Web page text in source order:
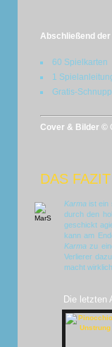
Abschließend
60 Spielkarten
1
Gratis-
Cover & Bilder ©
DAS
Karma ist ein
durch den
geschickt
kann am
Karma zu
Verlierer
macht
Die letzten